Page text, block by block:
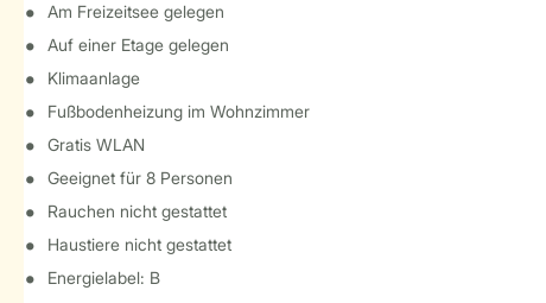
Am Freizeitsee gelegen
Auf einer Etage gelegen
Klimaanlage
Fußbodenheizung im Wohnzimmer
Gratis WLAN
Geeignet für 8 Personen
Rauchen nicht gestattet
Haustiere nicht gestattet
Energielabel: B